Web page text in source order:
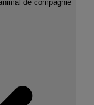
de compagnie